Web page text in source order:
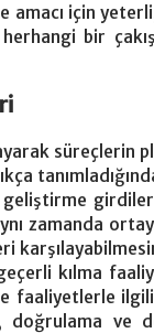
amacı için
bir
süreçlerin
zamanda
kılma
faaliyetlerle
ve